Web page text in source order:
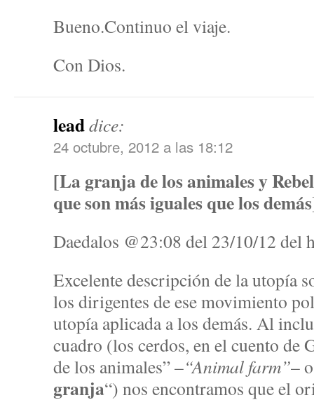
Bueno.Continuo el viaje.
Con Dios.
leaddice:
24 octubre, 2012 a las 18:12
[La granja de los animales y
que son más iguales que los
Daedalos @23:08 del 23/10/12
Excelente descripción de la utopía
los dirigentes de ese movimiento
utopía aplicada a los demás. Al
cuadro (los cerdos, en el cuento de
de los animales” –“Animal farm”–
granja“) nos encontramos que el